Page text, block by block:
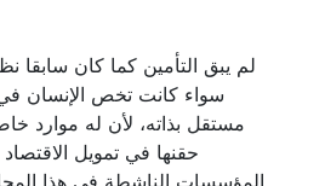
لم يبق التأمين كما كان سابقا
سواء كانت تخص الإنسان في
مستقل بذاته، لأن له موارد
حقنها في تمويل
المؤسسات الناشطة في هذا